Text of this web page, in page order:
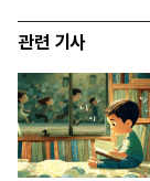
관련 기사